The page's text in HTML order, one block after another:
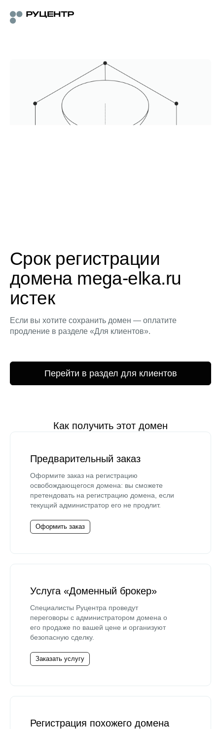
Срок регистрации
домена mega-elka.ru
истек
Если вы хотите сохранить домен — оплатите
продление в разделе «Для клиентов».
Перейти в раздел для клиентов
Как получить этот домен
Предварительный заказ
Оформите заказ на регистрацию
освобождающегося домена: вы сможете
претендовать на регистрацию домена, если
текущий администратор его не продлит.
Оформить заказ
Услуга «Доменный брокер»
Специалисты Руцентра проведут
переговоры с администратором домена о
его продаже по вашей цене и организуют
безопасную сделку.
Заказать услугу
Регистрация похожего домена